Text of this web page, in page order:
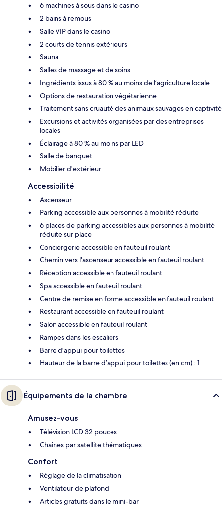
6 machines à sous dans le casino
2 bains à remous
Salle VIP dans le casino
2 courts de tennis extérieurs
Sauna
Salles de massage et de soins
Ingrédients issus à 80 % au moins de l’agriculture locale
Options de restauration végétarienne
Traitement sans cruauté des animaux sauvages en captivité
Excursions et activités organisées par des entreprises
locales
Éclairage à 80 % au moins par LED
Salle de banquet
Mobilier d'extérieur
Accessibilité
Ascenseur
Parking accessible aux personnes à mobilité réduite
6 places de parking accessibles aux personnes à mobilité
réduite sur place
Conciergerie accessible en fauteuil roulant
Chemin vers l'ascenseur accessible en fauteuil roulant
Réception accessible en fauteuil roulant
Spa accessible en fauteuil roulant
Centre de remise en forme accessible en fauteuil roulant
Restaurant accessible en fauteuil roulant
Salon accessible en fauteuil roulant
Rampes dans les escaliers
Barre d'appui pour toilettes
Hauteur de la barre d’appui pour toilettes (en cm) : 1
Équipements de la chambre
Amusez-vous
Télévision LCD 32 pouces
Chaînes par satellite thématiques
Confort
Réglage de la climatisation
Ventilateur de plafond
Articles gratuits dans le mini-bar